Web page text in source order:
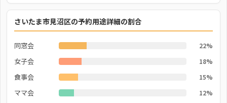
さいたま市見沼区の予約用途詳細の割合
同窓会 22%
女子会 18%
食事会 15%
ママ会 12%